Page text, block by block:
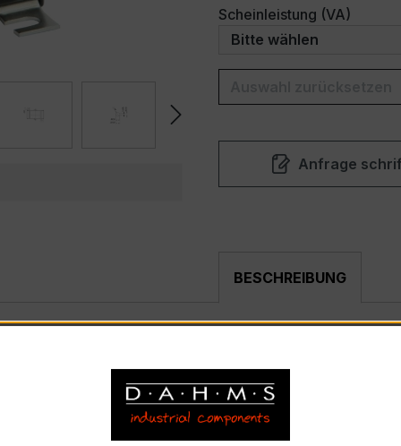
Scheinleistung (VA)
Anfrage
BESCHREIBUNG
hochpräziser Niederspannungs-Messwandler der
Mess- und Überwachungssystemen